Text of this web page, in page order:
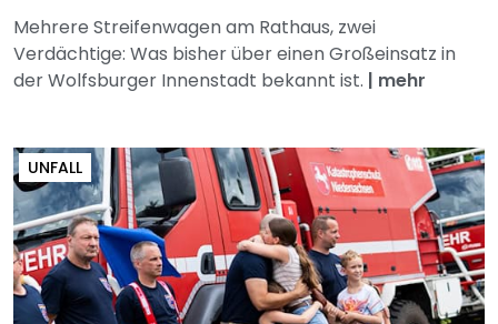
Mehrere Streifenwagen am Rathaus, zwei
Verdächtige: Was bisher über einen Großeinsatz in
der Wolfsburger Innenstadt bekannt ist. | mehr
UNFALL